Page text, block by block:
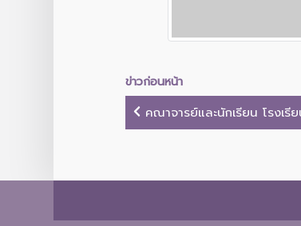
ข่าวก่อนหน้า
คณาจารย์และนักเรียน โรงเ